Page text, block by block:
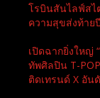
โรบินสันไลฟ์สไ
ความสุขส่งท้าย
เปิดฉากยิ่งใหญ่
ทัพศิลปิน T-
ติดเทรนด์ X อัน